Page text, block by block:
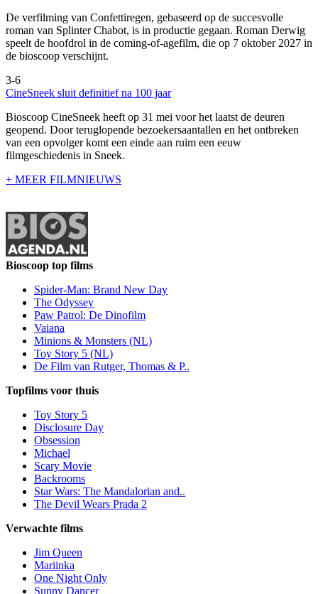
De verfilming van Confettiregen, gebaseerd op de succesvolle
roman van Splinter Chabot, is in productie gegaan. Roman Derwig
speelt de hoofdrol in de coming-of-agefilm, die op 7 oktober 2027 in
de bioscoop verschijnt.
3-6
CineSneek sluit definitief na 100 jaar
Bioscoop CineSneek heeft op 31 mei voor het laatst de deuren
geopend. Door teruglopende bezoekersaantallen en het ontbreken
van een opvolger komt een einde aan ruim een eeuw
filmgeschiedenis in Sneek.
+ MEER FILMNIEUWS
Bioscoop top films
Spider-Man: Brand New Day
The Odyssey
Paw Patrol: De Dinofilm
Vaiana
Minions & Monsters (NL)
Toy Story 5 (NL)
De Film van Rutger, Thomas & P..
Topfilms voor thuis
Toy Story 5
Disclosure Day
Obsession
Michael
Scary Movie
Backrooms
Star Wars: The Mandalorian and..
The Devil Wears Prada 2
Verwachte films
Jim Queen
Mariinka
One Night Only
Sunny Dancer